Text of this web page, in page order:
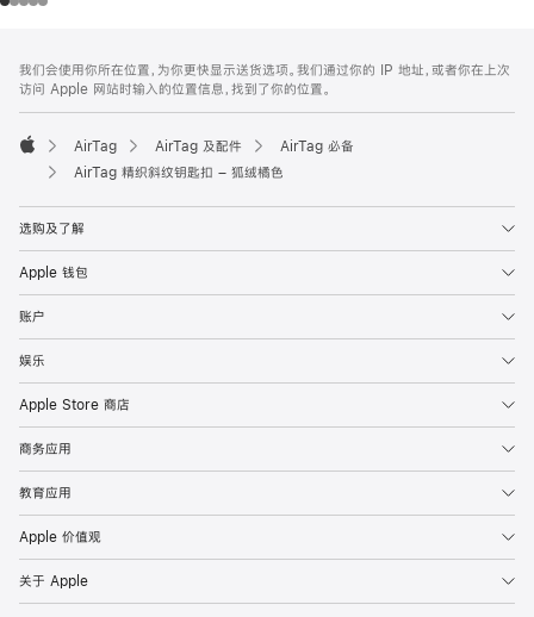
页
页
脚
注
我们会使用你所在位置，为你更快显示送货选项。我们通过你的 IP 地址，或者你在上次
访问 Apple 网站时输入的位置信息，找到了你的位置。
Apple
AirTag AirTag 及配件
AirTag 必备
AirTag 精织斜纹钥匙扣 – 狐绒橘色
选购及了解
Apple 钱包
账户
娱乐
Apple Store 商店
商务应用
教育应用
Apple 价值观
关于 Apple